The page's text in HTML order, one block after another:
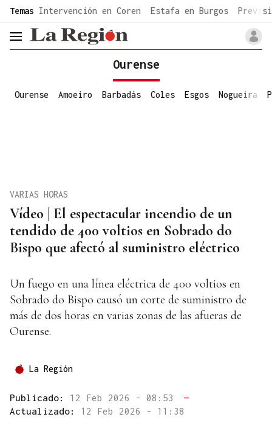
common.go-to-content
Temas Intervención en Coren Estafa en Burgos
header.menu.open
Ourense
Ourense Amoeiro Barbadás Coles Esgos Nogueira
Vídeo | El espectacular incendio de un
tendido de 400 voltios en Sobrado do
Bispo que afectó al suministro eléctrico
VARIAS HORAS
Un fuego en una línea eléctrica de 400 voltios en
Sobrado do Bispo causó un corte de suministro de
más de dos horas en varias zonas de las afueras de
Ourense.
La Región
Publicado: 12 Feb 2026 - 08:53
—
Actualizado: 12 Feb 2026 - 11:38